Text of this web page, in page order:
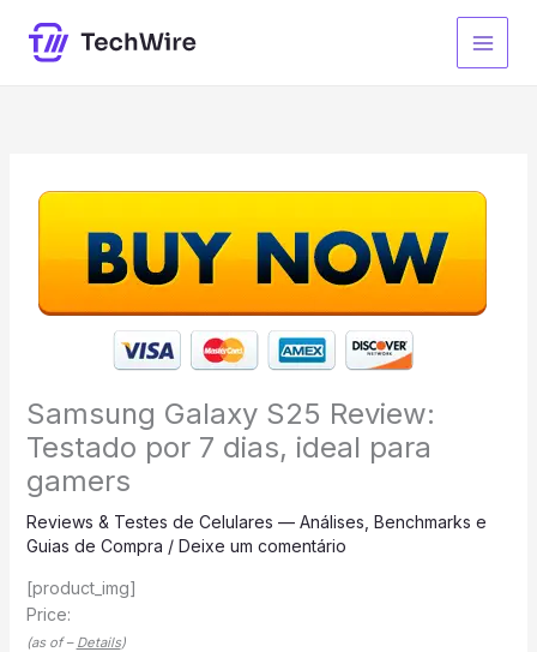
para
Samsung Galaxy S25 Review:
Testado por 7 dias, ideal para
gamers
Reviews & Testes de Celulares — Análises, Benchmarks e
Guias de Compra / Deixe um comentário
[product_img]
Price:
(as of – Details)